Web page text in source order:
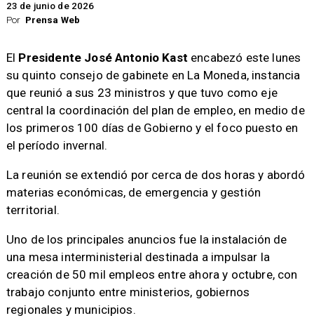
Por Prensa Web
23 de junio de 2026
El Presidente José Antonio Kast encabezó este lunes
su quinto consejo de gabinete en La Moneda, instancia
que reunió a sus 23 ministros y que tuvo como eje
central la coordinación del plan de empleo, en medio de
los primeros 100 días de Gobierno y el foco puesto en
el período invernal.
La reunión se extendió por cerca de dos horas y abordó
materias económicas, de emergencia y gestión
territorial.
Uno de los principales anuncios fue la instalación de
una mesa interministerial destinada a impulsar la
creación de 50 mil empleos entre ahora y octubre, con
trabajo conjunto entre ministerios, gobiernos
regionales y municipios.